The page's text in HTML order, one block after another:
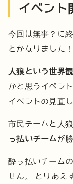
イベント
今回は無事？に
とかなりました！
人狼という世界
かと思うイベント
イベントの見直
市民チームと人
っ払いチームが
酔っ払いチーム
せん。
とりあえ